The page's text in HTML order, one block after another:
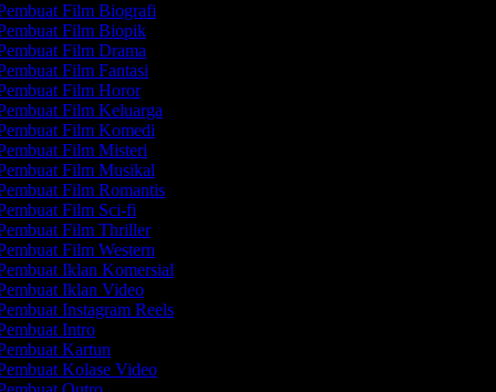
Film Biografi
Film Biopik
Film Drama
Film Fantasi
Film Horor
Film Keluarga
Film Komedi
Film Misteri
Film Musikal
Film Romantis
Film Sci-fi
Film Thriller
Film Western
Iklan Komersial
Iklan Video
Instagram Reels
Intro
Kartun
Kolase Video